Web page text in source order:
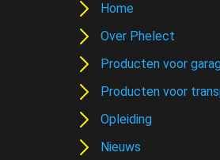
Home
Over Phelect
Producten voor
Producten voor
Opleiding
Nieuws